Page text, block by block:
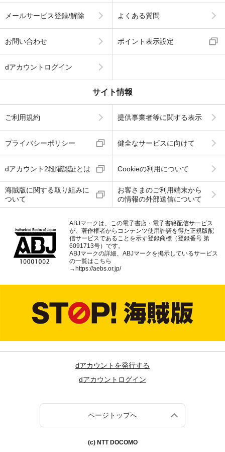
メールサービス登録/解除 よくある質問
お問い合わせ ポイント表示設定
dアカウントログイン
サイト情報
ご利用規約 提供事業者等に関する表示
プライバシーポリシー 健全なサービスに向けて
dアカウント2段階認証とは Cookieの利用について
海賊版に関する取り組みに
ついて
お客さまのご利用端末から
の情報の外部送信について
ABJマークは、この電子書店・電子書籍配信サービス
が、著作権者からコンテンツ使用許諾を得た正規版配
信サービスであることを示す登録商標（登録番号 第
6091713号）です。
ABJマークの詳細、ABJマークを掲示しているサービス
の一覧はこちら
→ https://aebs.or.jp/
dアカウントを発行する
dアカウントログイン
ページトップへ
(c) NTT DOCOMO